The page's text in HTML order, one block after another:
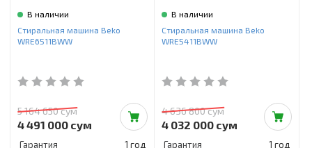
В наличии
Стиральная машина Beko
WRE6511BWW
5 164 650 сум
4 491 000 сум
Гарантия 1 год
В наличии
Стиральная машина Beko
WRE5411BWW
4 636 800 сум
4 032 000 сум
Гарантия 1 год